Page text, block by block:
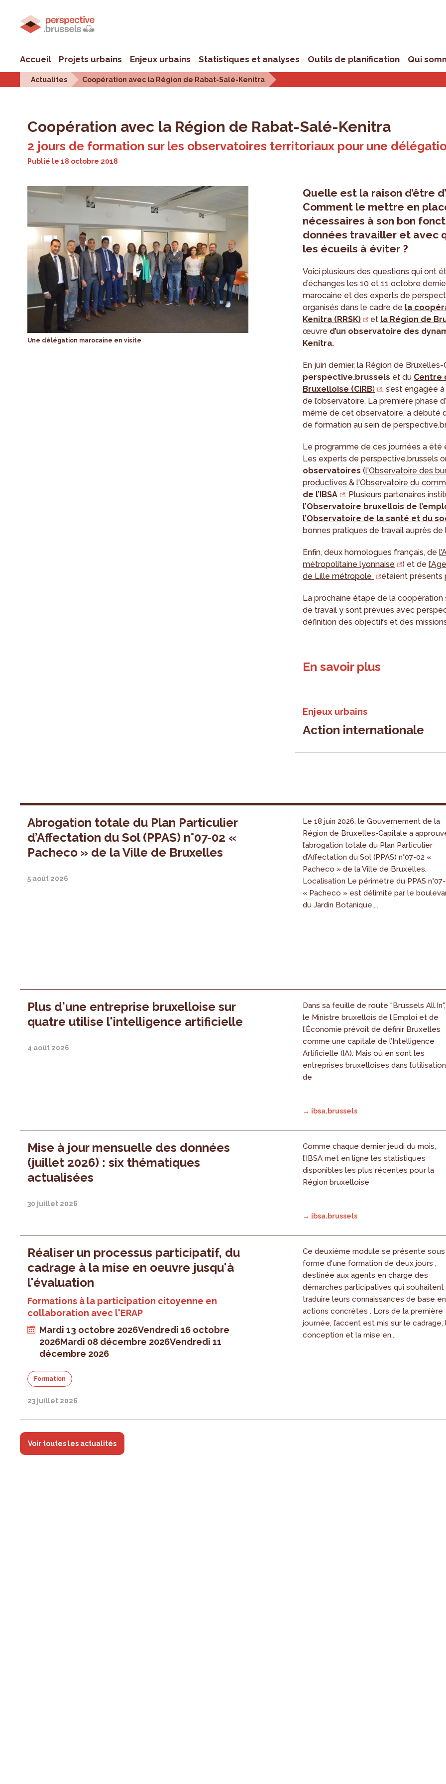
Accueil Projets urbains Enjeux urbains Statistiques et analyses Outils de planification Qui
Actualites Coopération avec la Région de Rabat-Salé-Kenitra
Coopération avec la Région de Rabat-Salé-Kenitra
2 jours de formation sur les observatoires territoriaux pour une
Publié le18 octobre 2018
Une délégation marocaine en visite
Quelle est la raison d’être
Comment le mettre en
nécessaires à son bon
données travailler et avec
les écueils à éviter ?
Voici plusieurs des questions qui ont
d’échanges les 10 et 11 octobre
marocaine et des experts de
organisés dans le cadre de la
Kenitra (RRSK)
et la Région de
œuvre d’un observatoire des
Kenitra.
En juin dernier, la Région de
perspective.brussels et du Centre
Bruxelloise (CIRB)
, s’est engagée
de l’observatoire. La première phase
même de cet observatoire, a débuté
de formation au sein de
Le programme de ces journées a
Les experts de perspective.brussels
observatoires(l'Observatoire des
productives &l'Observatoire du
de l’IBSA
. Plusieurs partenaires
l’Observatoire bruxellois de
l’Observatoire de la santé et du
bonnes pratiques de travail auprès
Enfin, deux homologues français, de
métropolitaine lyonnaise
) et de
de Lille métropole
étaient présents
La prochaine étape de la coopération
de travail y sont prévues avec
définition des objectifs et des
En savoir plus
Enjeux urbains
Action internationale
Abrogation totale du Plan Particulier
d’Affectation du Sol (PPAS) n°07-02 «
Pacheco » de la Ville de Bruxelles
5 août 2026
Le 18 juin 2026, le Gouvernement de la
Région de Bruxelles-Capitale a
l’abrogation totale du Plan Particulier
d’Affectation du Sol (PPAS) n°07-02 «
Pacheco » de la Ville de Bruxelles.
Localisation Le périmètre du PPAS
« Pacheco » est délimité par le
du Jardin Botanique,...
Plus d'une entreprise bruxelloise sur
quatre utilise l'intelligence artificielle
4 août 2026
Dans sa feuille de route "Brussels All.In",
le Ministre bruxellois de l’Emploi et de
l’Économie prévoit de définir Bruxelles
comme une capitale de l’Intelligence
Artificielle (IA). Mais où en sont les
entreprises bruxelloises dans l’utilisation
de
→ ibsa.brussels
Mise à jour mensuelle des données
(juillet 2026) : six thématiques
actualisées
30 juillet 2026
Comme chaque dernier jeudi du mois,
l’IBSA met en ligne les statistiques
disponibles les plus récentes pour la
Région bruxelloise
→ ibsa.brussels
Réaliser un processus participatif, du
cadrage à la mise en oeuvre jusqu'à
l'évaluation
Formations à la participation citoyenne en
collaboration avec l'ERAP
Mardi 13 octobre 2026Vendredi 16 octobre
2026Mardi 08 décembre 2026Vendredi 11
décembre 2026
Formation
23 juillet 2026
Ce deuxième module se présente sous
forme d'une formation de deux jours ,
destinée aux agents en charge des
démarches participatives qui souhaitent
traduire leurs connaissances de base en
actions concrètes . Lors de la première
journée, l’accent est mis sur le cadrage,
conception et la mise en...
Voir toutes les actualités